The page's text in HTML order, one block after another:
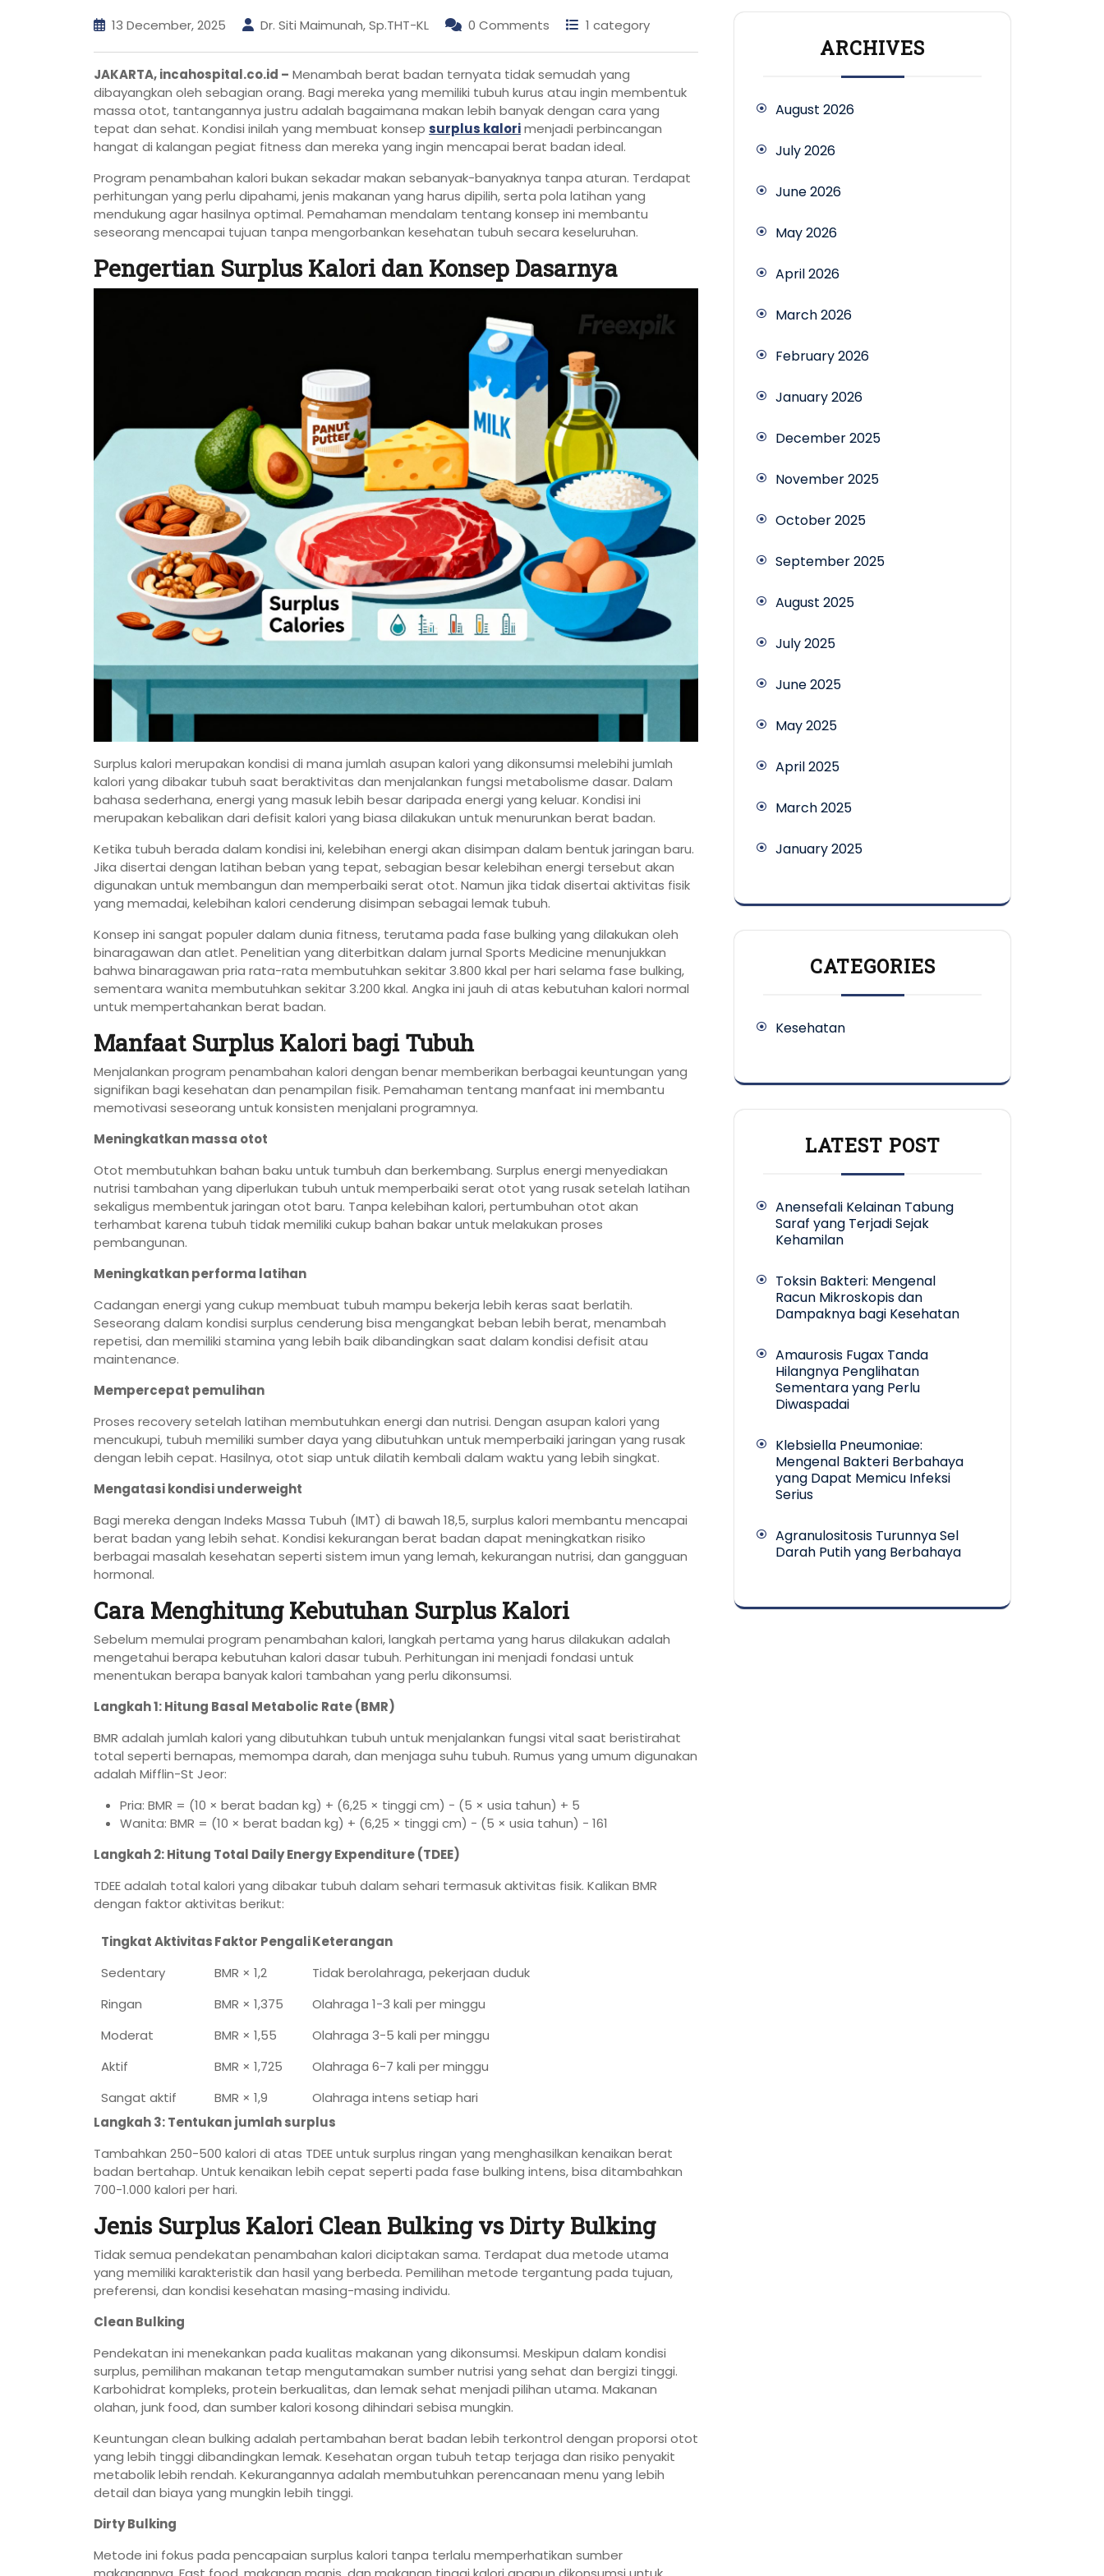
13 December, 2025 Dr. Siti Maimunah, Sp.THT-KL 0 Comments 1 category
JAKARTA, incahospital.co.id – Menambah berat badan ternyata tidak semudah yang
dibayangkan oleh sebagian orang. Bagi mereka yang memiliki tubuh kurus atau ingin membentuk
massa otot, tantangannya justru adalah bagaimana makan lebih banyak dengan cara yang
tepat dan sehat. Kondisi inilah yang membuat konsep surplus kalorimenjadi perbincangan
hangat di kalangan pegiat fitness dan mereka yang ingin mencapai berat badan ideal.
Program penambahan kalori bukan sekadar makan sebanyak-banyaknya tanpa aturan. Terdapat
perhitungan yang perlu dipahami, jenis makanan yang harus dipilih, serta pola latihan yang
mendukung agar hasilnya optimal. Pemahaman mendalam tentang konsep ini membantu
seseorang mencapai tujuan tanpa mengorbankan kesehatan tubuh secara keseluruhan.
Pengertian Surplus Kalori dan Konsep Dasarnya
Surplus kalori merupakan kondisi di mana jumlah asupan kalori yang dikonsumsi melebihi jumlah
kalori yang dibakar tubuh saat beraktivitas dan menjalankan fungsi metabolisme dasar. Dalam
bahasa sederhana, energi yang masuk lebih besar daripada energi yang keluar. Kondisi ini
merupakan kebalikan dari defisit kalori yang biasa dilakukan untuk menurunkan berat badan.
Ketika tubuh berada dalam kondisi ini, kelebihan energi akan disimpan dalam bentuk jaringan baru.
Jika disertai dengan latihan beban yang tepat, sebagian besar kelebihan energi tersebut akan
digunakan untuk membangun dan memperbaiki serat otot. Namun jika tidak disertai aktivitas fisik
yang memadai, kelebihan kalori cenderung disimpan sebagai lemak tubuh.
Konsep ini sangat populer dalam dunia fitness, terutama pada fase bulking yang dilakukan oleh
binaragawan dan atlet. Penelitian yang diterbitkan dalam jurnal Sports Medicine menunjukkan
bahwa binaragawan pria rata-rata membutuhkan sekitar 3.800 kkal per hari selama fase bulking,
sementara wanita membutuhkan sekitar 3.200 kkal. Angka ini jauh di atas kebutuhan kalori normal
untuk mempertahankan berat badan.
Manfaat Surplus Kalori bagi Tubuh
Menjalankan program penambahan kalori dengan benar memberikan berbagai keuntungan yang
signifikan bagi kesehatan dan penampilan fisik. Pemahaman tentang manfaat ini membantu
memotivasi seseorang untuk konsisten menjalani programnya.
Meningkatkan massa otot
Otot membutuhkan bahan baku untuk tumbuh dan berkembang. Surplus energi menyediakan
nutrisi tambahan yang diperlukan tubuh untuk memperbaiki serat otot yang rusak setelah latihan
sekaligus membentuk jaringan otot baru. Tanpa kelebihan kalori, pertumbuhan otot akan
terhambat karena tubuh tidak memiliki cukup bahan bakar untuk melakukan proses
pembangunan.
Meningkatkan performa latihan
Cadangan energi yang cukup membuat tubuh mampu bekerja lebih keras saat berlatih.
Seseorang dalam kondisi surplus cenderung bisa mengangkat beban lebih berat, menambah
repetisi, dan memiliki stamina yang lebih baik dibandingkan saat dalam kondisi defisit atau
maintenance.
Mempercepat pemulihan
Proses recovery setelah latihan membutuhkan energi dan nutrisi. Dengan asupan kalori yang
mencukupi, tubuh memiliki sumber daya yang dibutuhkan untuk memperbaiki jaringan yang rusak
dengan lebih cepat. Hasilnya, otot siap untuk dilatih kembali dalam waktu yang lebih singkat.
Mengatasi kondisi underweight
Bagi mereka dengan Indeks Massa Tubuh (IMT) di bawah 18,5, surplus kalori membantu mencapai
berat badan yang lebih sehat. Kondisi kekurangan berat badan dapat meningkatkan risiko
berbagai masalah kesehatan seperti sistem imun yang lemah, kekurangan nutrisi, dan gangguan
hormonal.
Cara Menghitung Kebutuhan Surplus Kalori
Sebelum memulai program penambahan kalori, langkah pertama yang harus dilakukan adalah
mengetahui berapa kebutuhan kalori dasar tubuh. Perhitungan ini menjadi fondasi untuk
menentukan berapa banyak kalori tambahan yang perlu dikonsumsi.
Langkah 1: Hitung Basal Metabolic Rate (BMR)
BMR adalah jumlah kalori yang dibutuhkan tubuh untuk menjalankan fungsi vital saat beristirahat
total seperti bernapas, memompa darah, dan menjaga suhu tubuh. Rumus yang umum digunakan
adalah Mifflin-St Jeor:
Pria: BMR = (10 × berat badan kg) + (6,25 × tinggi cm) − (5 × usia tahun) + 5
Wanita: BMR = (10 × berat badan kg) + (6,25 × tinggi cm) − (5 × usia tahun) − 161
Langkah 2: Hitung Total Daily Energy Expenditure (TDEE)
TDEE adalah total kalori yang dibakar tubuh dalam sehari termasuk aktivitas fisik. Kalikan BMR
dengan faktor aktivitas berikut:
Tingkat AktivitasFaktor PengaliKeterangan
Sedentary
BMR × 1,2
Tidak berolahraga, pekerjaan duduk
Ringan
BMR × 1,375
Olahraga 1-3 kali per minggu
Moderat
BMR × 1,55
Olahraga 3-5 kali per minggu
Aktif
BMR × 1,725
Olahraga 6-7 kali per minggu
Sangat aktif
BMR × 1,9
Olahraga intens setiap hari
Langkah 3: Tentukan jumlah surplus
Tambahkan 250-500 kalori di atas TDEE untuk surplus ringan yang menghasilkan kenaikan berat
badan bertahap. Untuk kenaikan lebih cepat seperti pada fase bulking intens, bisa ditambahkan
700-1.000 kalori per hari.
Jenis Surplus Kalori Clean Bulking vs Dirty Bulking
Tidak semua pendekatan penambahan kalori diciptakan sama. Terdapat dua metode utama
yang memiliki karakteristik dan hasil yang berbeda. Pemilihan metode tergantung pada tujuan,
preferensi, dan kondisi kesehatan masing-masing individu.
Clean Bulking
Pendekatan ini menekankan pada kualitas makanan yang dikonsumsi. Meskipun dalam kondisi
surplus, pemilihan makanan tetap mengutamakan sumber nutrisi yang sehat dan bergizi tinggi.
Karbohidrat kompleks, protein berkualitas, dan lemak sehat menjadi pilihan utama. Makanan
olahan, junk food, dan sumber kalori kosong dihindari sebisa mungkin.
Keuntungan clean bulking adalah pertambahan berat badan lebih terkontrol dengan proporsi otot
yang lebih tinggi dibandingkan lemak. Kesehatan organ tubuh tetap terjaga dan risiko penyakit
metabolik lebih rendah. Kekurangannya adalah membutuhkan perencanaan menu yang lebih
detail dan biaya yang mungkin lebih tinggi.
Dirty Bulking
Metode ini fokus pada pencapaian surplus kalori tanpa terlalu memperhatikan sumber
ARCHIVES
August 2026
July 2026
June 2026
May 2026
April 2026
March 2026
February 2026
January 2026
December 2025
November 2025
October 2025
September 2025
August 2025
July 2025
June 2025
May 2025
April 2025
March 2025
January 2025
CATEGORIES
Kesehatan
LATEST POST
Anensefali Kelainan Tabung
Saraf yang Terjadi Sejak
Kehamilan
Toksin Bakteri: Mengenal
Racun Mikroskopis dan
Dampaknya bagi Kesehatan
Amaurosis Fugax Tanda
Hilangnya Penglihatan
Sementara yang Perlu
Diwaspadai
Klebsiella Pneumoniae:
Mengenal Bakteri Berbahaya
yang Dapat Memicu Infeksi
Serius
Agranulositosis Turunnya Sel
Darah Putih yang Berbahaya